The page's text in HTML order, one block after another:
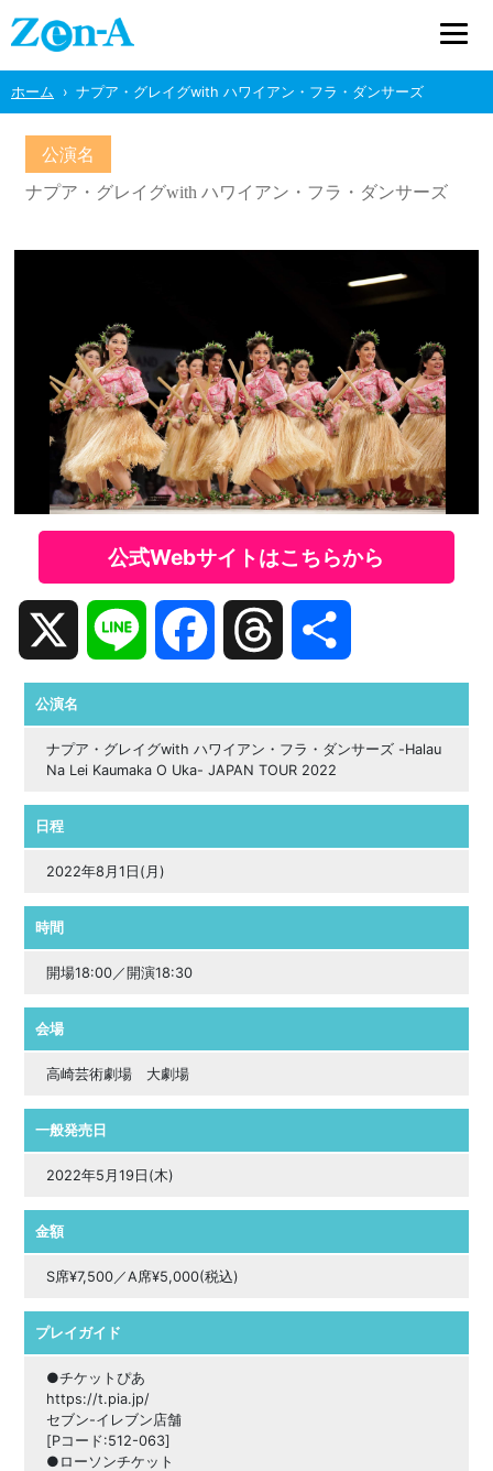
ホーム ナプア・グレイグwith ハワイアン・フラ・ダンサーズ
公演名
ナプア・グレイグwith ハワイアン・フラ・ダンサーズ
公式Webサイトはこちらから
Line Facebook Threads
有
公演名
ナプア・グレイグwith ハワイアン・フラ・ダンサーズ -Halau
Na Lei Kaumaka O Uka- JAPAN TOUR 2022
日程
2022年8月1日(月)
時間
開場18:00／開演18:30
会場
高崎芸術劇場 大劇場
一般発売日
2022年5月19日(木)
金額
S席¥7,500／A席¥5,000(税込)
プレイガイド
●チケットぴあ
https://t.pia.jp/
セブン-イレブン店舗
[Pコード:512-063]
●ローソンチケット